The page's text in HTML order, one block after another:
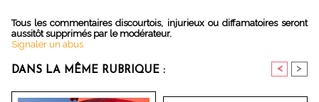
Tous les commentaires discourtois, injurieux ou diffamatoires seront
aussitôt supprimés par le modérateur.
Signaler un abus
DANS LA MÊME RUBRIQUE : < >